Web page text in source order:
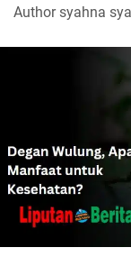
Authorsyahna